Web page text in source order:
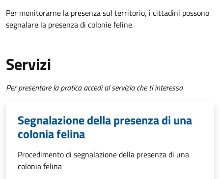
Per monitorarne la presenza sul territorio, i cittadini possono
segnalare la presenza di colonie feline.
Servizi
Per presentare la pratica accedi al servizio che ti interessa
Segnalazione della presenza di una
colonia felina
Procedimento di segnalazione della presenza di una
colonia felina